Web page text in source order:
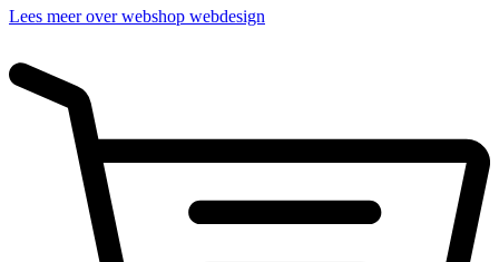
Lees meer over webshop webdesign